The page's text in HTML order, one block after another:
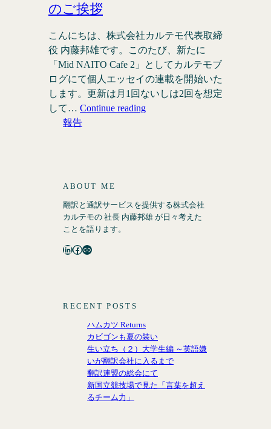
のご挨拶
こんにちは、株式会社カルテモ代表取締
役 内藤邦雄です。このたび、新たに
「Mid NAITO Cafe 2」としてカルテモブ
ログにて個人エッセイの連載を開始いた
します。更新は月1回ないしは2回を想定
して… Continue reading
報告
ABOUT ME
翻訳と通訳サービスを提供する株式会社
カルテモの 社長 内藤邦雄 が日々考えた
ことを語ります。
LinkedIn Facebook リンク
RECENT POSTS
ハムカツ Returns
カビゴンも夏の装い
生い立ち（２）大学生編 ～英語嫌
いが翻訳会社に入るまで
翻訳連盟の総会にて
新国立競技場で見た「言葉を超え
るチーム力」